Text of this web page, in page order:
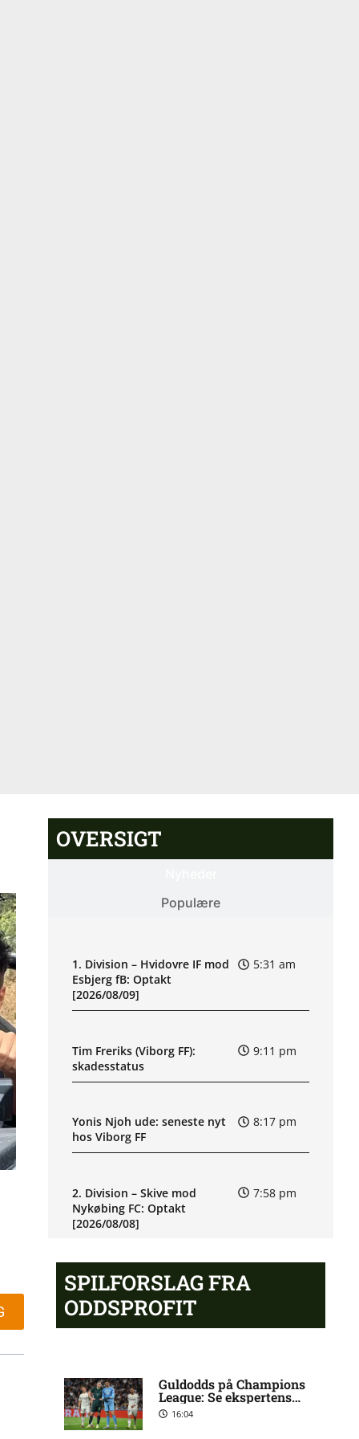
OVERSIGT
Populære
1. Division – Hvidovre IF mod
Esbjerg fB: Optakt
[2026/08/09]
5:31 am
Tim Freriks (Viborg FF):
skadesstatus
9:11 pm
Yonis Njoh ude: seneste nyt
hos Viborg FF
8:17 pm
2. Division – Skive mod
Nykøbing FC: Optakt
[2026/08/08]
7:58 pm
M. Riahi skadesstatus hos
Viborg FF
Eliteserien – Valerenga mod
SPILFORSLAG FRA
ODDSPROFIT
Guldodds på Champions
League: Se ekspertens
spilforslag her
16:04